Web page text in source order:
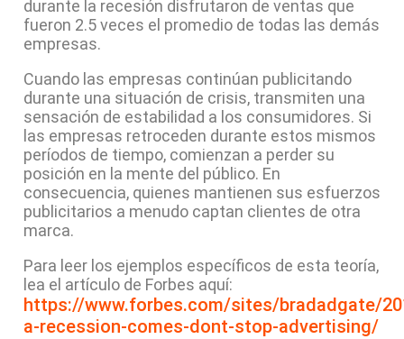
durante la recesión disfrutaron de ventas que
fueron 2.5 veces el promedio de todas las demás
empresas.
Cuando las empresas continúan publicitando
durante una situación de crisis, transmiten una
sensación de estabilidad a los consumidores. Si
las empresas retroceden durante estos mismos
períodos de tiempo, comienzan a perder su
posición en la mente del público. En
consecuencia, quienes mantienen sus esfuerzos
publicitarios a menudo captan clientes de otra
marca.
Para leer los ejemplos específicos de esta teoría,
lea el artículo de Forbes aquí:
https://www.forbes.com/sites/bradadgate/
a-recession-comes-dont-stop-advertising/